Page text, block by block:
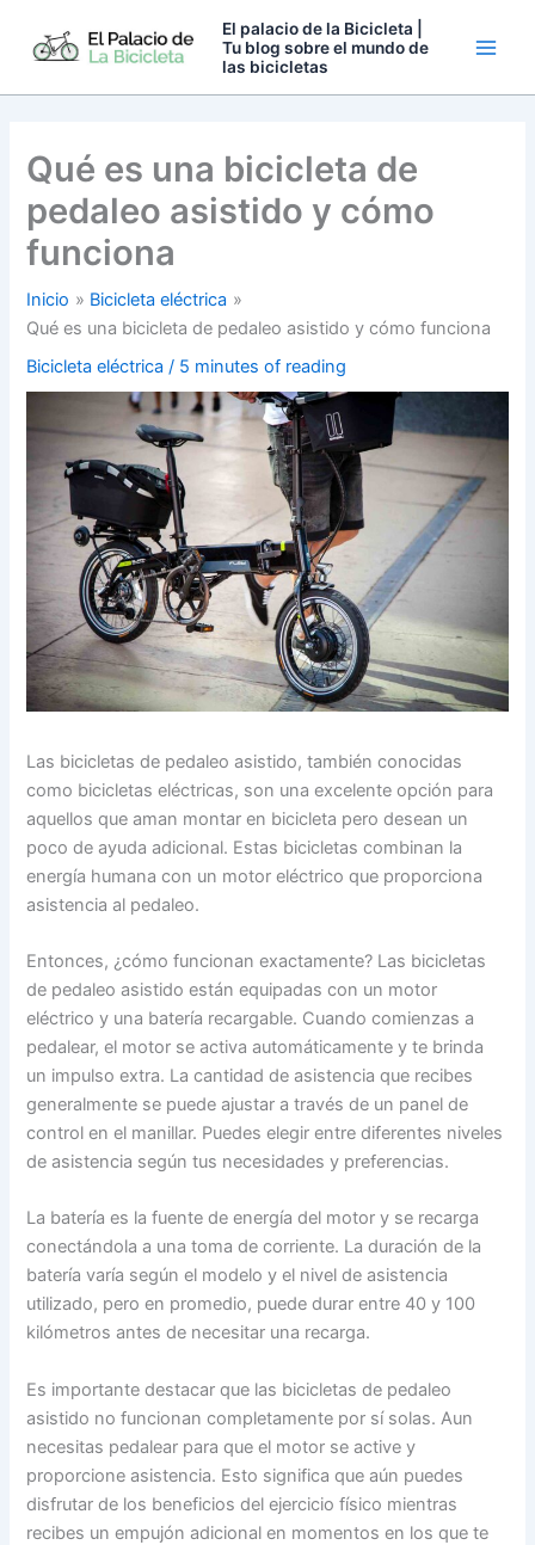
El palacio de la Bicicleta |
Tu blog sobre el mundo de
las bicicletas
Qué es una bicicleta de
pedaleo asistido y cómo
funciona
Inicio
Bicicleta eléctrica
Qué es una bicicleta de pedaleo asistido y cómo funciona
Bicicleta eléctrica / 5 minutes of reading
Las bicicletas de pedaleo asistido, también conocidas
como bicicletas eléctricas, son una excelente opción para
aquellos que aman montar en bicicleta pero desean un
poco de ayuda adicional. Estas bicicletas combinan la
energía humana con un motor eléctrico que proporciona
asistencia al pedaleo.
Entonces, ¿cómo funcionan exactamente? Las bicicletas
de pedaleo asistido están equipadas con un motor
eléctrico y una batería recargable. Cuando comienzas a
pedalear, el motor se activa automáticamente y te brinda
un impulso extra. La cantidad de asistencia que recibes
generalmente se puede ajustar a través de un panel de
control en el manillar. Puedes elegir entre diferentes niveles
de asistencia según tus necesidades y preferencias.
La batería es la fuente de energía del motor y se recarga
conectándola a una toma de corriente. La duración de la
batería varía según el modelo y el nivel de asistencia
utilizado, pero en promedio, puede durar entre 40 y 100
kilómetros antes de necesitar una recarga.
Es importante destacar que las bicicletas de pedaleo
asistido no funcionan completamente por sí solas. Aun
necesitas pedalear para que el motor se active y
proporcione asistencia. Esto significa que aún puedes
disfrutar de los beneficios del ejercicio físico mientras
recibes un empujón adicional en momentos en los que te